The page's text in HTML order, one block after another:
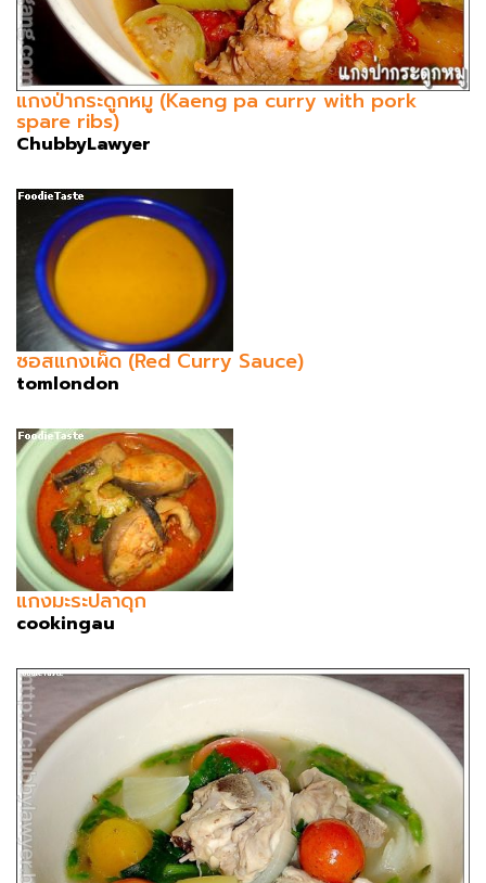
แกงป่ากระดูกหมู (Kaeng pa curry with pork
spare ribs)
ChubbyLawyer
ซอสแกงเผ็ด (Red Curry Sauce)
tomlondon
แกงมะระปลาดุก
cookingau